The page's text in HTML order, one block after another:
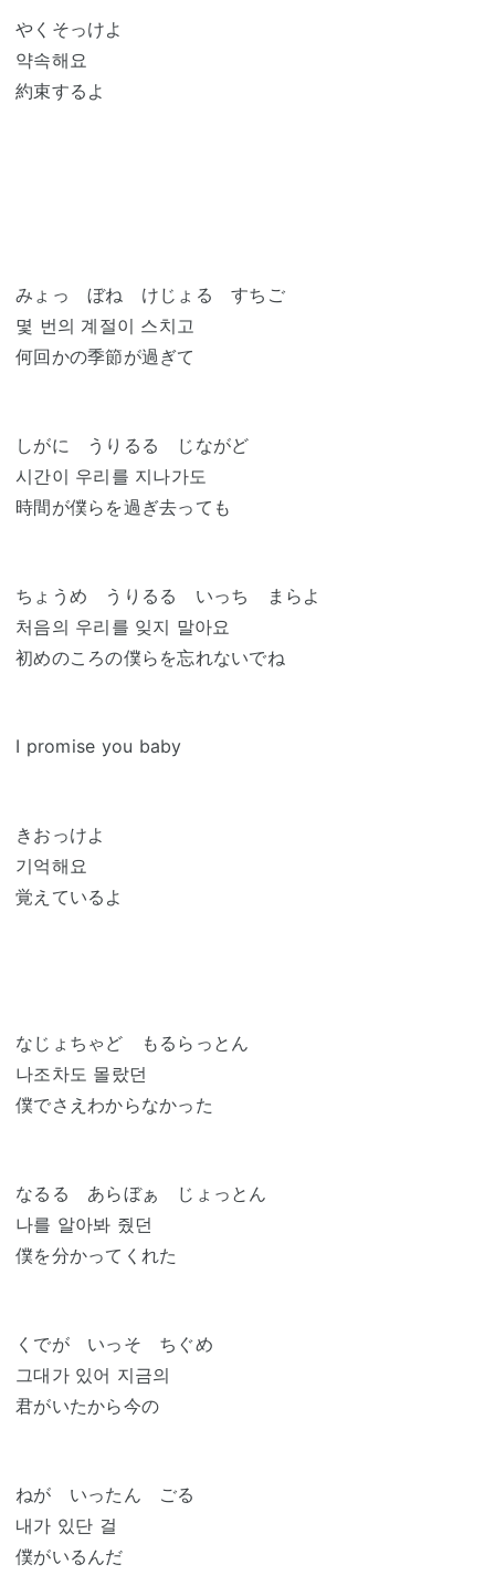
やくそっけよ
약속해요
約束するよ
みょっ ぼね けじょる すちご
몇 번의 계절이 스치고
何回かの季節が過ぎて
しがに うりるる じながど
시간이 우리를 지나가도
時間が僕らを過ぎ去っても
ちょうめ うりるる いっち まらよ
처음의 우리를 잊지 말아요
初めのころの僕らを忘れないでね
I promise you baby
きおっけよ
기억해요
覚えているよ
なじょちゃど もるらっとん
나조차도 몰랐던
僕でさえわからなかった
なるる あらぼぁ じょっとん
나를 알아봐 줬던
僕を分かってくれた
くでが いっそ ちぐめ
그대가 있어 지금의
君がいたから今の
ねが いったん ごる
내가 있단 걸
僕がいるんだ